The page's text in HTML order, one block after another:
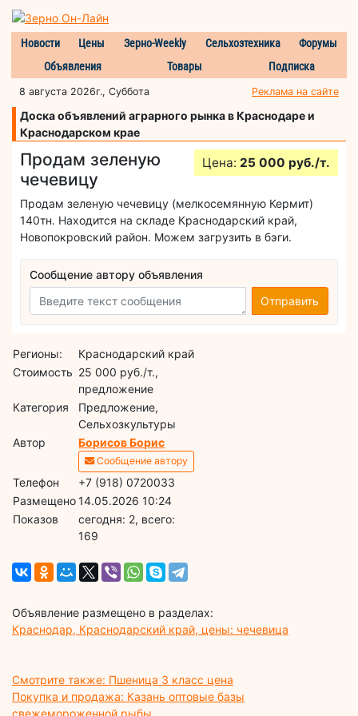
Новости Цены Зерно-Weekly Сельхозтехника
Форумы
Объявления
Товары Подписка
8 августа 2026г., Суббота Реклама на сайте
Доска объявлений аграрного рынка в Краснодаре и
Краснодарском крае
Продам зеленую
чечевицу
Цена: 25 000 руб./т.
Продам зеленую чечевицу (мелкосемянную Кермит)
140тн. Находится на складе Краснодарский край,
Новопокровский район. Можем загрузить в бэги.
Сообщение автору объявления
Отправить
Регионы:
Краснодарский край
Стоимость 25 000 руб./т.,
предложение
Категория
Предложение,
Сельхозкультуры
Автор
Борисов Борис
Сообщение автору
Телефон
+7 (918) 0720033
Размещено14.05.2026 10:24
Показов
cегодня: 2, всего:
169
Объявление размещено в разделах:
Краснодар, Краснодарский край, цены: чечевица
Смотрите также: Пшеница 3 класс цена
Покупка и продажа: Казань оптовые базы
свежемороженной рыбы